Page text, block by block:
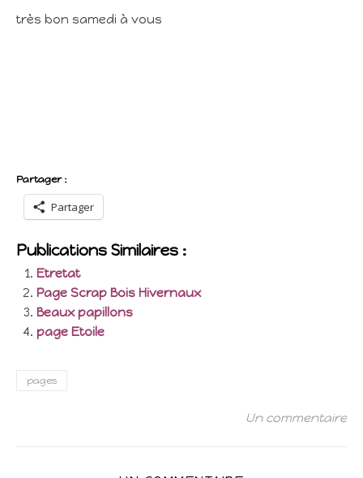
très bon samedi à vous
Partager :
Partager
Publications Similaires :
Etretat
Page Scrap Bois Hivernaux
Beaux papillons
page Etoile
pages
Un commentaire